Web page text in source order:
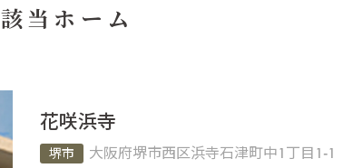
該当ホーム
花咲浜寺
堺市 大阪府堺市西区浜寺石津町中1丁目1-1